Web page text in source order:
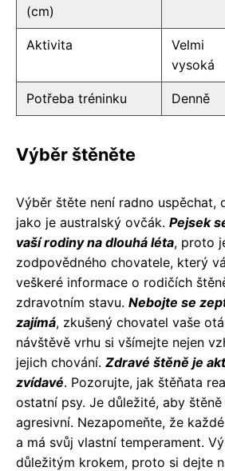
(cm)
Aktivita
Velmi
vysoká
Potřeba tréninku Denně
Výběr štěněte
Výběr štěte není radno uspěchat,
jako je australský ovčák. Pejsek
vaší rodiny na dlouhá léta, proto
zodpovědného chovatele, který
veškeré informace o rodičích
zdravotním stavu. Nebojte se
zajímá, zkušený chovatel vaše
návštěvě vrhu si všímejte nejen
jejich chování. Zdravé štěně je
zvídavé. Pozorujte, jak štěňata
ostatní psy. Je důležité, aby
agresivní. Nezapomeňte, že
a má svůj vlastní temperament.
důležitým krokem, proto si dejte